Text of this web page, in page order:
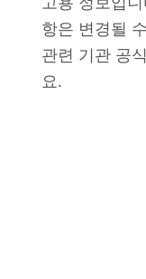
항은 변경될
관련 기관 공
요.